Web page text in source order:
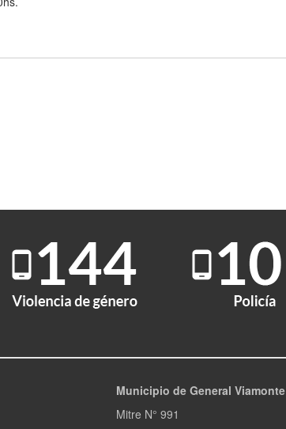
Municipio de General Viamonte
Mitre N° 991